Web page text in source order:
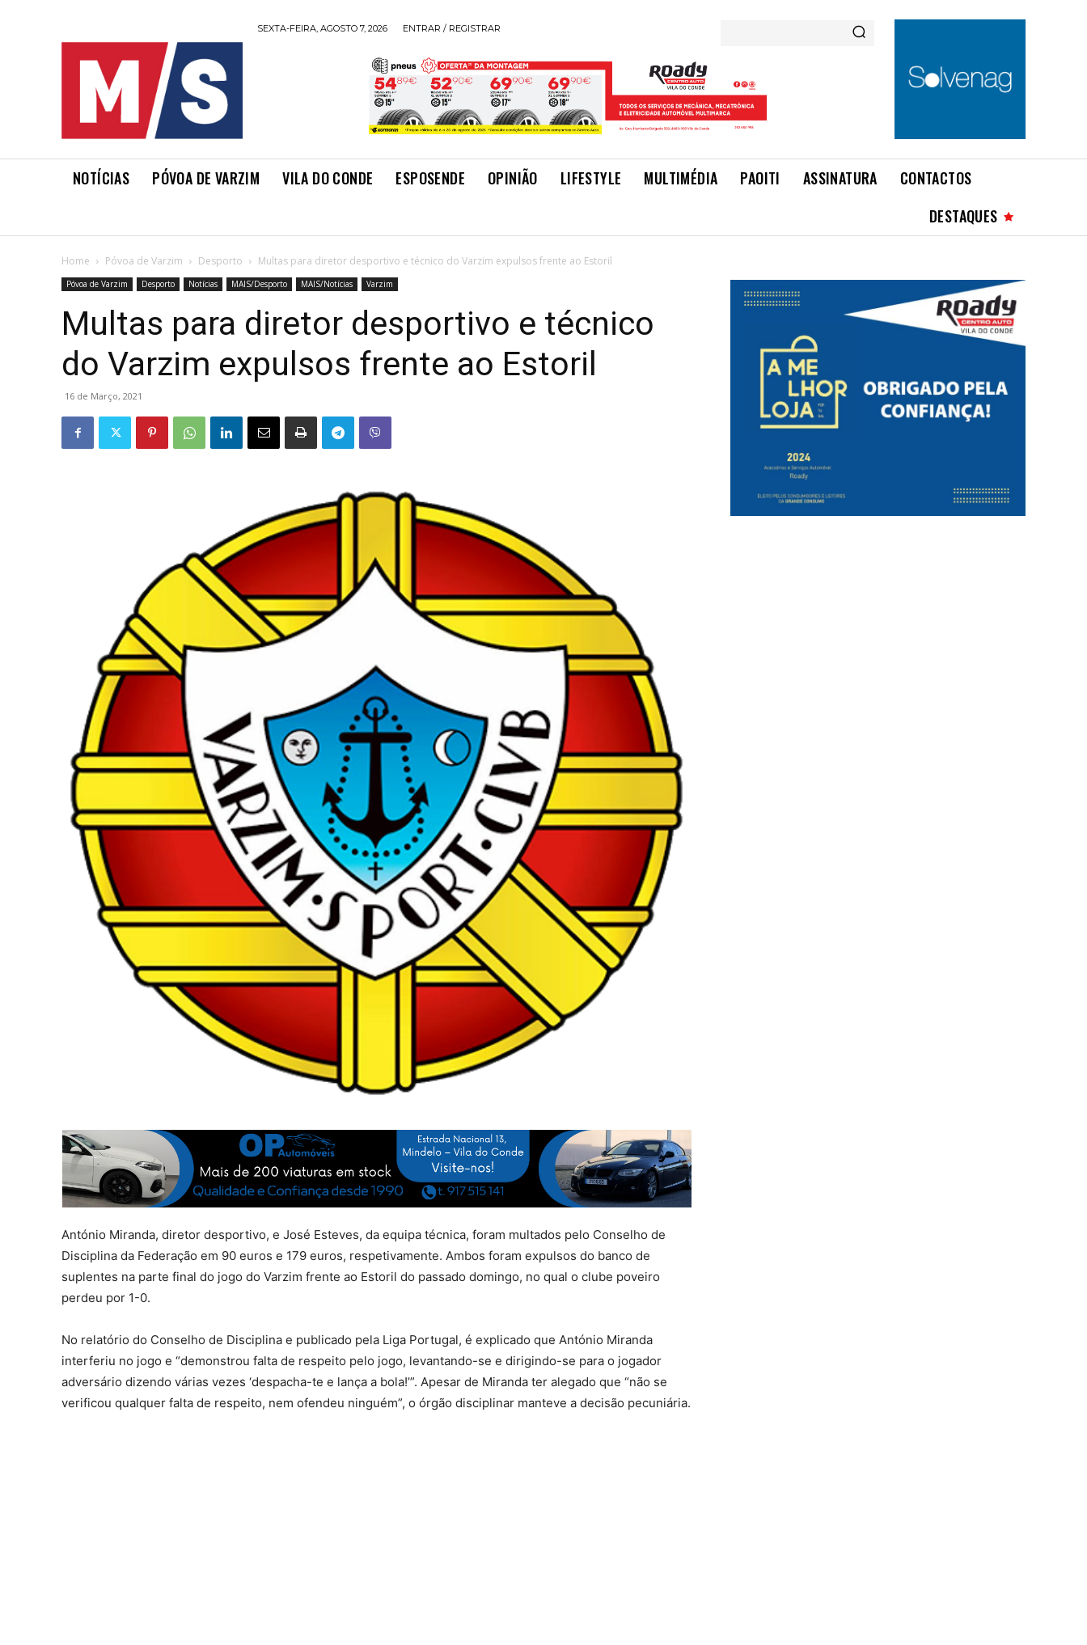
SEXTA-FEIRA, AGOSTO 7, 2026 ENTRAR / REGISTRAR
NOTÍCIAS PÓVOA DE VARZIM VILA DO CONDE ESPOSENDE OPINIÃO LIFESTYLE MULTIMÉDIA PAOITI ASSINATURA
CONTACTOS
DESTAQUES
Home Póvoa de Varzim Desporto Multas para diretor desportivo e técnico do Varzim expulsos frente ao Estoril
Póvoa de Varzim Desporto Notícias MAIS/Desporto MAIS/Notícias Varzim
Multas para diretor desportivo e técnico
do Varzim expulsos frente ao Estoril
16 de Março, 2021
António Miranda, diretor desportivo, e José Esteves, da equipa técnica, foram multados pelo Conselho de
Disciplina da Federação em 90 euros e 179 euros, respetivamente. Ambos foram expulsos do banco de
suplentes na parte final do jogo do Varzim frente ao Estoril do passado domingo, no qual o clube poveiro
perdeu por 1-0.
No relatório do Conselho de Disciplina e publicado pela Liga Portugal, é explicado que António Miranda
interferiu no jogo e “demonstrou falta de respeito pelo jogo, levantando-se e dirigindo-se para o jogador
adversário dizendo várias vezes ‘despacha-te e lança a bola!’”. Apesar de Miranda ter alegado que “não se
verificou qualquer falta de respeito, nem ofendeu ninguém”, o órgão disciplinar manteve a decisão pecuniária.